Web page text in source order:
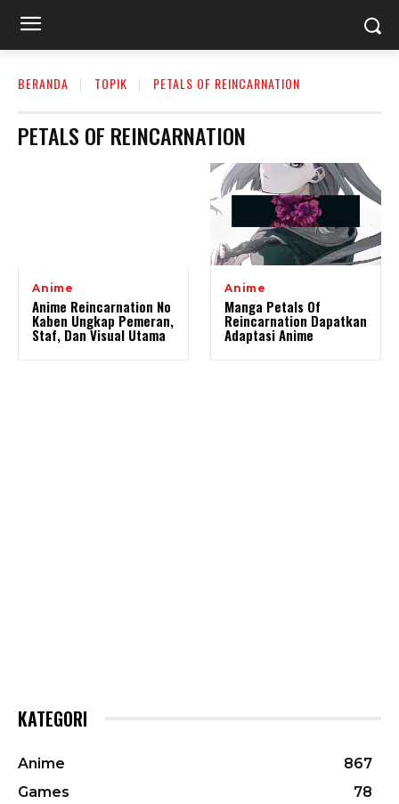
BERANDA TOPIK PETALS OF REINCARNATION
PETALS OF REINCARNATION
Anime
Anime Reincarnation No
Kaben Ungkap Pemeran,
Staf, Dan Visual Utama
Anime
Manga Petals Of
Reincarnation Dapatkan
Adaptasi Anime
KATEGORI
Anime
867
Games
78